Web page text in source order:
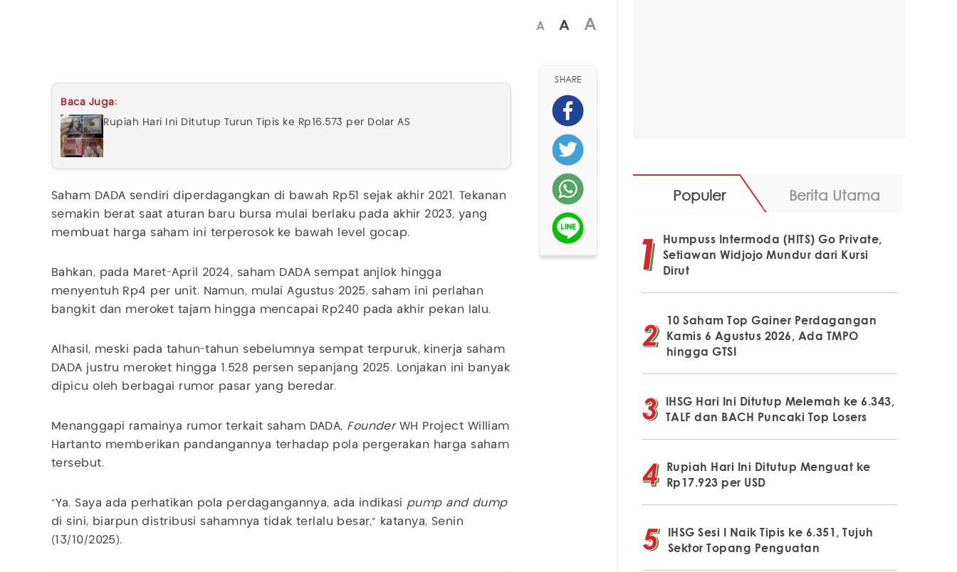
A A A
Baca Juga:
Rupiah Hari Ini Ditutup Turun Tipis ke Rp16.573 per Dolar AS
Saham DADA sendiri diperdagangkan di bawah Rp51 sejak akhir 2021. Tekanan
semakin berat saat aturan baru bursa mulai berlaku pada akhir 2023, yang
membuat harga saham ini terperosok ke bawah level gocap.
Bahkan, pada Maret-April 2024, saham DADA sempat anjlok hingga
menyentuh Rp4 per unit. Namun, mulai Agustus 2025, saham ini perlahan
bangkit dan meroket tajam hingga mencapai Rp240 pada akhir pekan lalu.
Alhasil, meski pada tahun-tahun sebelumnya sempat terpuruk, kinerja saham
DADA justru meroket hingga 1.528 persen sepanjang 2025. Lonjakan ini banyak
dipicu oleh berbagai rumor pasar yang beredar.
Menanggapi ramainya rumor terkait saham DADA, FounderWH Project William
Hartanto memberikan pandangannya terhadap pola pergerakan harga saham
tersebut.
“Ya. Saya ada perhatikan pola perdagangannya, ada indikasi pump and dump
di sini, biarpun distribusi sahamnya tidak terlalu besar,” katanya, Senin
(13/10/2025).
SHARE
Populer Berita Utama
Humpuss Intermoda (HITS) Go Private,
Setiawan Widjojo Mundur dari Kursi
Dirut
10 Saham Top Gainer Perdagangan
Kamis 6 Agustus 2026, Ada TMPO
hingga GTSI
IHSG Hari Ini Ditutup Melemah ke 6.343,
TALF dan BACH Puncaki Top Losers
Rupiah Hari Ini Ditutup Menguat ke
Rp17.923 per USD
IHSG Sesi I Naik Tipis ke 6.351, Tujuh
Sektor Topang Penguatan